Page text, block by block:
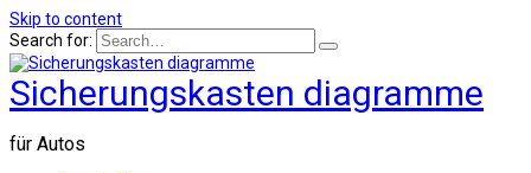
Skip to content
Search for:
Sicherungskasten diagramme
für Autos